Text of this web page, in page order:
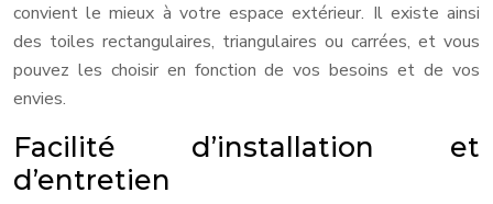
convient le mieux à votre espace extérieur. Il existe ainsi
des toiles rectangulaires, triangulaires ou carrées, et vous
pouvez les choisir en fonction de vos besoins et de vos
envies.
Facilité d’installation et
d’entretien